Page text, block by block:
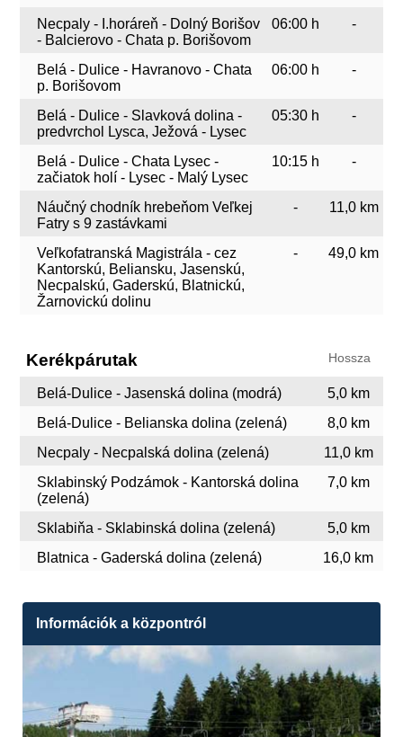
Necpaly - I.horáreň - Dolný Borišov
- Balcierovo - Chata p. Borišovom
06:00 h -
Belá - Dulice - Havranovo - Chata
p. Borišovom
06:00 h -
Belá - Dulice - Slavková dolina -
predvrchol Lysca, Ježová - Lysec
05:30 h -
Belá - Dulice - Chata Lysec -
začiatok holí - Lysec - Malý Lysec
10:15 h -
Náučný chodník hrebeňom Veľkej
Fatry s 9 zastávkami
- 11,0 km
Veľkofatranská Magistrála - cez
Kantorskú, Beliansku, Jasenskú,
Necpalskú, Gaderskú, Blatnickú,
Žarnovickú dolinu
- 49,0 km
Kerékpárutak Hossza
Belá-Dulice - Jasenská dolina (modrá)
5,0 km
Belá-Dulice - Belianska dolina (zelená)
8,0 km
Necpaly - Necpalská dolina (zelená)
11,0 km
Sklabinský Podzámok - Kantorská dolina
(zelená)
7,0 km
Sklabiňa - Sklabinská dolina (zelená)
5,0 km
Blatnica - Gaderská dolina (zelená)
16,0 km
Információk a központról